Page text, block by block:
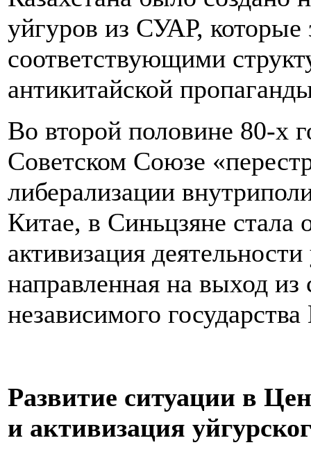
уйгуров из СУАР, которые
соответствующими
антикитайской
Во второй половине 80-х
Советском Союзе
либерализации
Китае, в Синьцзяне стала
активизация
направленная на выход
независимого
Развитие ситуации в
и активизация